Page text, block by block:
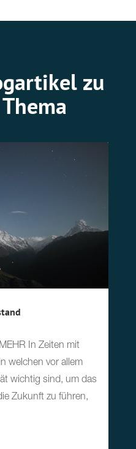
zu
In Zeiten mit
welchen vor allem
wichtig sind, um das
Zukunft zu führen,